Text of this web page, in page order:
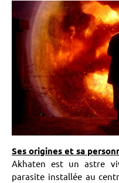
Ses origines et sa
Akhaten est un astre
parasite installée au